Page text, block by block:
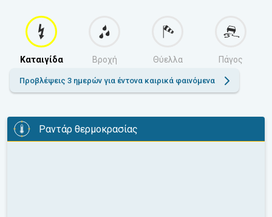
Καταιγίδα Βροχή Θύελλα Πάγος
Προβλέψεις 3 ημερών για έντονα καιρικά φαινόμενα
Ραντάρ θερμοκρασίας